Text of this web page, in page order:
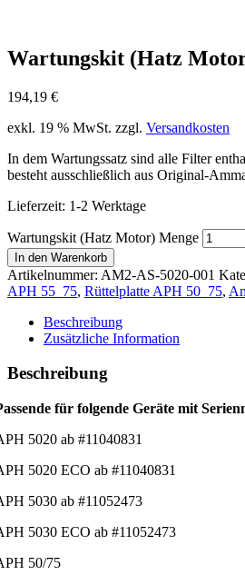
Wartungskit (Hatz
194,19 €
exkl. 19 % MwSt. zzgl. Versandkosten
In dem Wartungssatz sind alle Filter
besteht ausschließlich aus Original-
Lieferzeit: 1-2 Werktage
Wartungskit (Hatz Motor) Menge
In den Warenkorb
Artikelnummer: AM2-AS-5020-001
APH 55_75, Rüttelplatte APH 50_75,
Beschreibung
Zusätzliche Information
Beschreibung
für folgende Geräte mit
5020 ab #11040831
5020 ECO ab #11040831
5030 ab #11052473
5030 ECO ab #11052473
50/75